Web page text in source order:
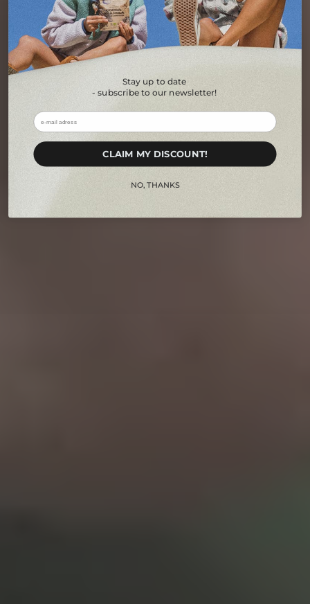
l’Italie, directement dans
votre sac à dos.
ACHETER
Stay up to date
- subscribe to our newsletter!
ㅤㅤCLAIM MY DISCOUNT!ㅤㅤㅤ
ㅤㅤㅤNO, THANKSㅤㅤㅤ